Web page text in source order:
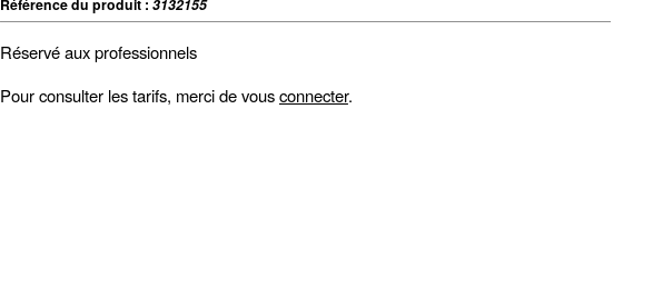
Référence du produit : 3132155
Réservé aux professionnels
Pour consulter les tarifs, merci de vousconnecter.